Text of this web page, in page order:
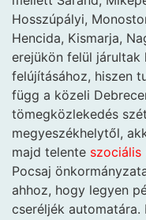
Hosszúpályi,
Hencida, Kismarja,
erejükön felül járultak
felújításához, hiszen
függ a közeli
tömegközlekedés
megyeszékhelytől,
majd telente szociális
Pocsaj
ahhoz, hogy legyen
cseréljék